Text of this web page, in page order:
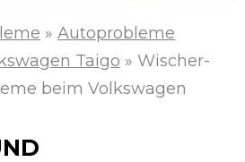
» Autoprobleme
Taigo » Wischer-
beim Volkswagen